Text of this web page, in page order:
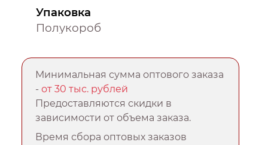
Упаковка
Полукороб
Минимальная сумма оптового заказа
-от 30 тыс. рублей
Предоставляются скидки в
зависимости от объема заказа.
Время сбора оптовых заказов